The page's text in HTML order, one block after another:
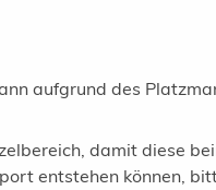
aufgrund des
damit diese
entstehen können,